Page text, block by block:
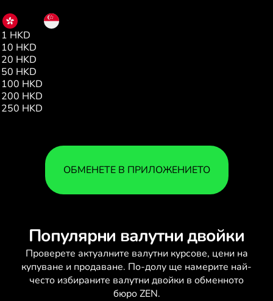
1 HKD
10 HKD
20 HKD
50 HKD
100 HKD
200 HKD
250 HKD
ОБМЕНЕТЕ В ПРИЛОЖЕНИЕТО
Популярни валутни двойки
Проверете актуалните валутни курсове, цени на
купуване и продаване. По-долу ще намерите най-
често избираните валутни двойки в обменното
бюро ZEN.